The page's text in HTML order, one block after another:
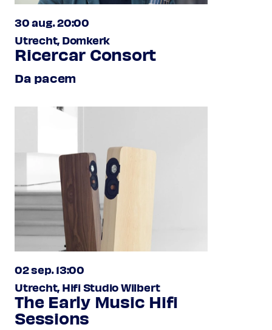
30 aug. 20:00
Utrecht, Domkerk
Ricercar Consort
Da pacem
02 sep. 13:00
Utrecht, Hifi Studio Wilbert
The Early Music Hifi
Sessions